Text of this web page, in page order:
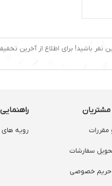
نفر باشید! برای اطلاع از آخرین
مقررات
سفارشات
خصوصی
رویه های